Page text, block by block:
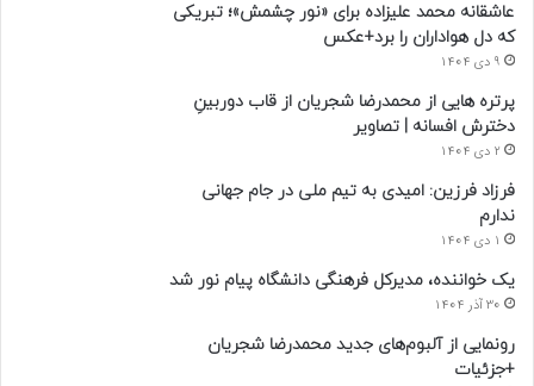
عاشقانه محمد علیزاده برای «نور چشمش»؛ تبریکی
که دل هواداران را برد+عکس
9 دی 1404
پرتره هایی از محمدرضا شجریان از قاب دوربینِ
دخترش افسانه | تصاویر
2 دی 1404
فرزاد فرزین: امیدی به تیم ملی در جام جهانی
ندارم
1 دی 1404
یک خواننده، مدیرکل فرهنگی دانشگاه پیام نور شد
30 آذر 1404
رونمایی از آلبوم‌های جدید محمدرضا شجریان
+جزئیات